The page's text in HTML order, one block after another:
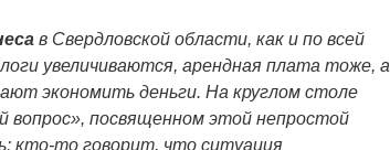
в Свердловской области, как и по всей
увеличиваются, арендная плата тоже, а
экономить деньги. На круглом столе
посвященном этой непростой
кто-то говорит, что ситуация